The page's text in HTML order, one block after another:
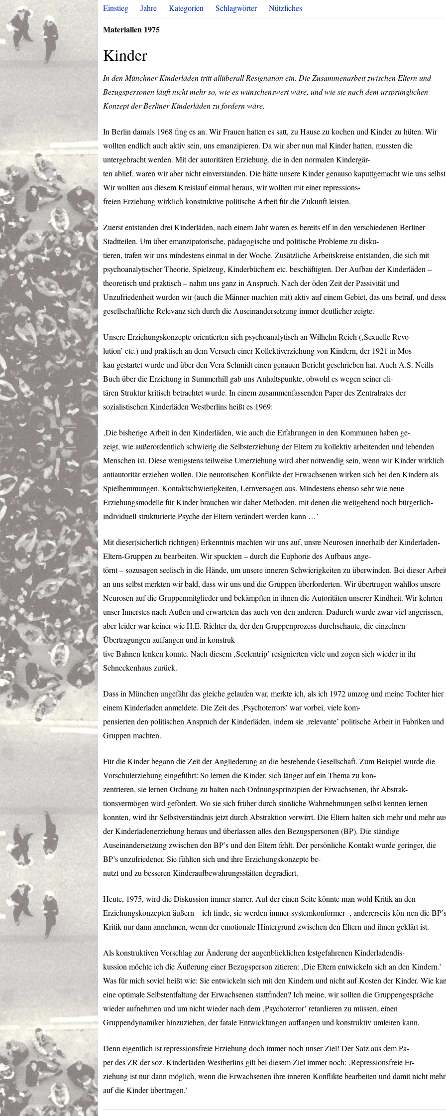
Einstieg Jahre Kategorien Schlagwörter Nützliches
Materialien 1975
Kinder
In den Münchner Kinderläden tritt allüberall Resignation ein. Die Zusammenarbeit zwischen Eltern und
Bezugspersonen läuft nicht mehr so, wie es wünschenswert wäre, und wie sie nach dem ursprünglichen
Konzept der Berliner Kinderläden zu fordern wäre.
In Berlin damals 1968 fing es an. Wir Frauen hatten es satt, zu Hause zu kochen und Kinder zu hüten. Wir
wollten endlich auch aktiv sein, uns emanzipieren. Da wir aber nun mal Kinder hatten, mussten die
untergebracht werden. Mit der autoritären Erziehung, die in den normalen Kindergär-
ten ablief, waren wir aber nicht einverstanden. Die hätte unsere Kinder genauso kaputtgemacht wie uns
Wir wollten aus diesem Kreislauf einmal heraus, wir wollten mit einer repressions-
freien Erziehung wirklich konstruktive politische Arbeit für die Zukunft leisten.
Zuerst entstanden drei Kinderläden, nach einem Jahr waren es bereits elf in den verschiedenen Berliner
Stadtteilen. Um über emanzipatorische, pädagogische und politische Probleme zu disku-
tieren, trafen wir uns mindestens einmal in der Woche. Zusätzliche Arbeitskreise entstanden, die sich mit
psychoanalytischer Theorie, Spielzeug, Kinderbüchern etc. beschäftigten. Der Aufbau der Kinderläden –
theoretisch und praktisch – nahm uns ganz in Anspruch. Nach der öden Zeit der Passivität und
Unzufriedenheit wurden wir (auch die Männer machten mit) aktiv auf einem Gebiet, das uns betraf, und
gesellschaftliche Relevanz sich durch die Auseinandersetzung immer deutlicher zeigte.
Unsere Erziehungskonzepte orientierten sich psychoanalytisch an Wilhelm Reich (‚Sexuelle Revo-
lution’ etc.) und praktisch an dem Versuch einer Kollektiverziehung von Kindern, der 1921 in Mos-
kau gestartet wurde und über den Vera Schmidt einen genauen Bericht geschrieben hat. Auch A.S. Neills
Buch über die Erziehung in Summerhill gab uns Anhaltspunkte, obwohl es wegen seiner eli-
tären Struktur kritisch betrachtet wurde. In einem zusammenfassenden Paper des Zentralrates der
sozialistischen Kinderläden Westberlins heißt es 1969:
‚Die bisherige Arbeit in den Kinderläden, wie auch die Erfahrungen in den Kommunen haben ge-
zeigt, wie außerordentlich schwierig die Selbsterziehung der Eltern zu kollektiv arbeitenden und lebenden
Menschen ist. Diese wenigstens teilweise Umerziehung wird aber notwendig sein, wenn wir Kinder wirklich
antiautoritär erziehen wollen. Die neurotischen Konflikte der Erwachsenen wirken sich bei den Kindern als
Spielhemmungen, Kontaktschwierigkeiten, Lernversagen aus. Mindestens ebenso sehr wie neue
Erziehungsmodelle für Kinder brauchen wir daher Methoden, mit denen die weitgehend noch bürgerlich-
individuell strukturierte Psyche der Eltern verändert werden kann …’
Mit dieser(sicherlich richtigen) Erkenntnis machten wir uns auf, unsre Neurosen innerhalb der Kinderladen-
Eltern-Gruppen zu bearbeiten. Wir spuckten – durch die Euphorie des Aufbaus ange-
törnt – sozusagen seelisch in die Hände, um unsere inneren Schwierigkeiten zu überwinden. Bei dieser
an uns selbst merkten wir bald, dass wir uns und die Gruppen überforderten. Wir übertrugen wahllos unsere
Neurosen auf die Gruppenmitglieder und bekämpften in ihnen die Autoritäten unserer Kindheit. Wir kehrten
unser Innerstes nach Außen und erwarteten das auch von den anderen. Dadurch wurde zwar viel angerissen,
aber leider war keiner wie H.E. Richter da, der den Gruppenprozess durchschaute, die einzelnen
Übertragungen auffangen und in konstruk-
tive Bahnen lenken konnte. Nach diesem ‚Seelentrip’ resignierten viele und zogen sich wieder in ihr
Schneckenhaus zurück.
Dass in München ungefähr das gleiche gelaufen war, merkte ich, als ich 1972 umzog und meine Tochter hier
einem Kinderladen anmeldete. Die Zeit des ‚Psychoterrors’ war vorbei, viele kom-
pensierten den politischen Anspruch der Kinderläden, indem sie ‚relevante’ politische Arbeit in Fabriken und
Gruppen machten.
Für die Kinder begann die Zeit der Angliederung an die bestehende Gesellschaft. Zum Beispiel wurde die
Vorschulerziehung eingeführt: So lernen die Kinder, sich länger auf ein Thema zu kon-
zentrieren, sie lernen Ordnung zu halten nach Ordnungsprinzipien der Erwachsenen, ihr Abstrak-
tionsvermögen wird gefördert. Wo sie sich früher durch sinnliche Wahrnehmungen selbst kennen lernen
konnten, wird ihr Selbstverständnis jetzt durch Abstraktion verwirrt. Die Eltern halten sich mehr und mehr
der Kinderladenerziehung heraus und überlassen alles den Bezugspersonen (BP). Die ständige
Auseinandersetzung zwischen den BP’s und den Eltern fehlt. Der persönliche Kontakt wurde geringer, die
BP’s unzufriedener. Sie fühlten sich und ihre Erziehungskonzepte be-
nutzt und zu besseren Kinderaufbewahrungsstätten degradiert.
Heute, 1975, wird die Diskussion immer starrer. Auf der einen Seite könnte man wohl Kritik an den
Erziehungskonzepten äußern – ich finde, sie werden immer systemkonformer -, andererseits kön-nen die BP’s
Kritik nur dann annehmen, wenn der emotionale Hintergrund zwischen den Eltern und ihnen geklärt ist.
Als konstruktiven Vorschlag zur Änderung der augenblicklichen festgefahrenen Kinderladendis-
kussion möchte ich die Äußerung einer Bezugsperson zitieren: ‚Die Eltern entwickeln sich an den Kindern.’
Was für mich soviel heißt wie: Sie entwickeln sich mit den Kindern und nicht auf Kosten der Kinder. Wie
eine optimale Selbstentfaltung der Erwachsenen stattfinden? Ich meine, wir sollten die Gruppengespräche
wieder aufnehmen und um nicht wieder nach dem ‚Psychoterror’ retardieren zu müssen, einen
Gruppendynamiker hinzuziehen, der fatale Entwicklungen auffangen und konstruktiv umleiten kann.
Denn eigentlich ist repressionsfreie Erziehung doch immer noch unser Ziel! Der Satz aus dem Pa-
per des ZR der soz. Kinderläden Westberlins gilt bei diesem Ziel immer noch: ‚Repressionsfreie Er-
ziehung ist nur dann möglich, wenn die Erwachsenen ihre inneren Konflikte bearbeiten und damit nicht mehr
auf die Kinder übertragen.’